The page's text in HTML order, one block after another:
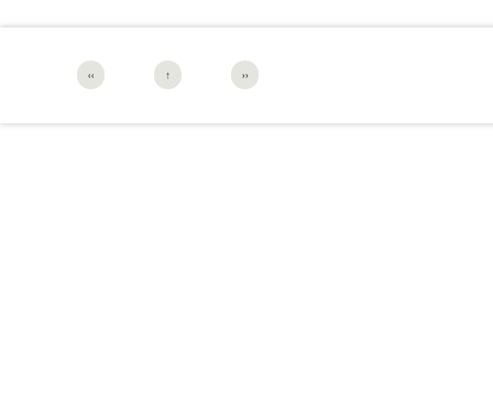
‹‹ ↑ ››